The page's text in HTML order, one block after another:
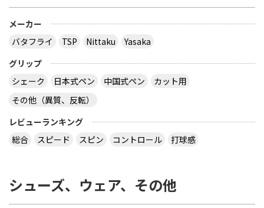
メーカー
バタフライ
TSP Nittaku
Yasaka
グリップ
シェーク
日本式ペン 中国式ペン
カット用
その他（異質、反転）
レビューランキング
総合
スピード スピン コントロール 打球感
シューズ、ウェア、その他